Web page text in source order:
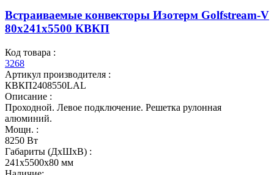
Встраиваемые конвекторы Изотерм Golfstream-V
80x241x5500 КВКП
Код товара :
3268
Артикул производителя :
КВКП2408550LAL
Описание :
Проходной. Левое подключение. Решетка рулонная
алюминий.
Мощн. :
8250 Вт
Габариты (ДхШхВ) :
241x5500x80 мм